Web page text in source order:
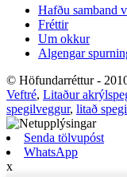
Hafðu samband
Fréttir
Um okkur
Algengar
© Höfundarréttur -
Veftré, Litaður
spegilveggur, litað
Senda tölvupóst
WhatsApp
x